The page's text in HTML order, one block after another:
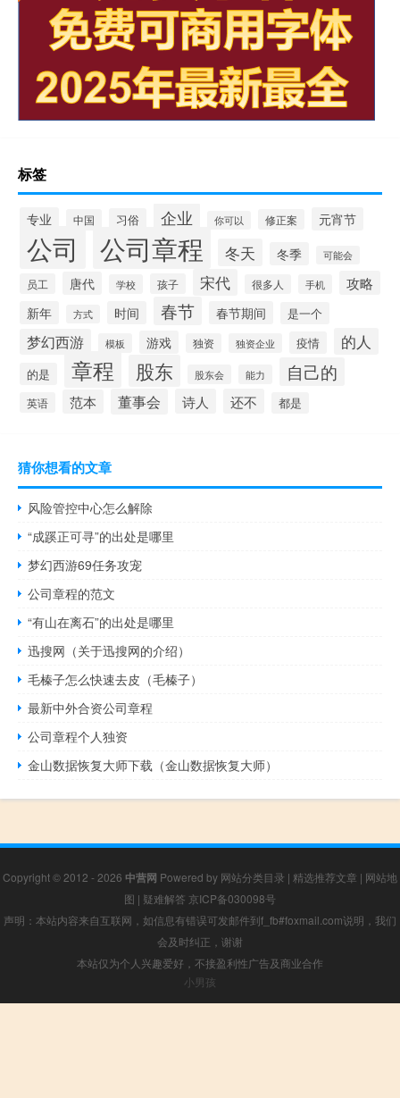
标签
专业 中国 习俗 企业 你可以 修正案 元宵节
公司 公司章程 冬天 冬季 可能会
员工 唐代 学校 孩子 宋代 很多人 手机 攻略
新年 方式 时间 春节 春节期间 是一个
梦幻西游 模板 游戏 独资 独资企业 疫情 的人
的是 章程 股东 股东会 能力 自己的
英语 范本 董事会 诗人 还不 都是
猜你想看的文章
风险管控中心怎么解除
“成蹊正可寻”的出处是哪里
梦幻西游69任务攻宠
公司章程的范文
“有山在离石”的出处是哪里
迅搜网（关于迅搜网的介绍）
毛榛子怎么快速去皮（毛榛子）
最新中外合资公司章程
公司章程个人独资
金山数据恢复大师下载（金山数据恢复大师）
Copyright © 2012 - 2026 中营网 Powered by 网站分类目录 | 精选推荐文章 | 网站地
图 | 疑难解答 京ICP备030098号
声明：本站内容来自互联网，如信息有错误可发邮件到f_fb#foxmail.com说明，我们
会及时纠正，谢谢
本站仅为个人兴趣爱好，不接盈利性广告及商业合作
小男孩